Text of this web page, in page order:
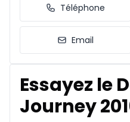
Téléphone
Email
Essayez le
Journey